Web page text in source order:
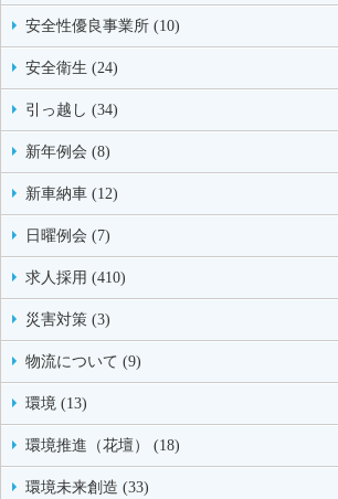
安全性優良事業所 (10)
安全衛生 (24)
引っ越し (34)
新年例会 (8)
新車納車 (12)
日曜例会 (7)
求人採用 (410)
災害対策 (3)
物流について (9)
環境 (13)
環境推進（花壇） (18)
環境未来創造 (33)